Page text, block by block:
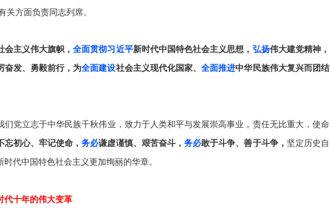
关方面负责同志列席。
会主义伟大旗帜，全面贯彻习近平新时代中国特色社会主义思想， 弘扬伟大建党精神，
奋发、勇毅前行，为全面建设社会主义现代化国家、全面推进中华民族伟大复兴而团结
们党立志于中华民族千秋伟业，致力于人类和平与发展崇高事业，责任无比重大，使命
忘初心、牢记使命，务必谦虚谨慎、艰苦奋斗，务必敢于斗争、善于斗争， 坚定历史自
代中国特色社会主义更加绚丽的华章。
代十年的伟大变革